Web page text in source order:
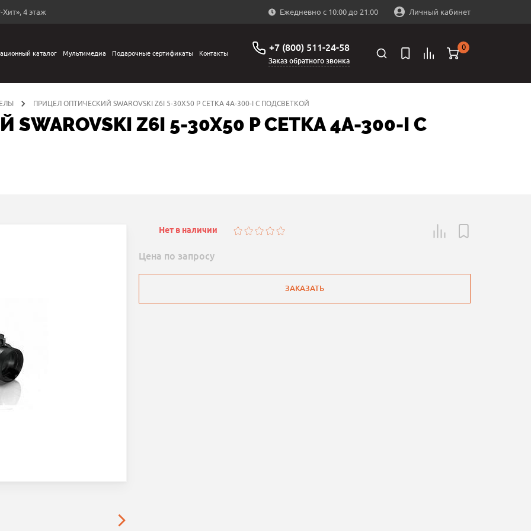
4 этаж Ежедневно с 10:00 до 21:00 Личный кабинет
каталог Мультимедиа Подарочные сертификаты Контакты +7 (800) 511-24-58
Заказ обратного звонка
0
ПРИЦЕЛ ОПТИЧЕСКИЙ SWAROVSKI Z6I 5-30X50 P СЕТКА 4A-300-I С ПОДСВЕТКОЙ
Z6I 5-30X50 P СЕТКА 4A-300-I С
Нет в наличии
Цена по запросу
ЗАКАЗАТЬ